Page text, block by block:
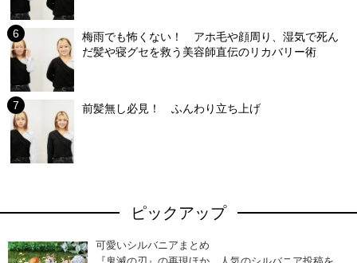
梅雨でも怖くない！ アホ毛や顔周り、湿気で死ん
だ髪や寝グセを救う美容師直伝のリカバリー術
前髪無し必見！ ふんわり立ち上げ
ピックアップ
可愛いシルバニアまとめ